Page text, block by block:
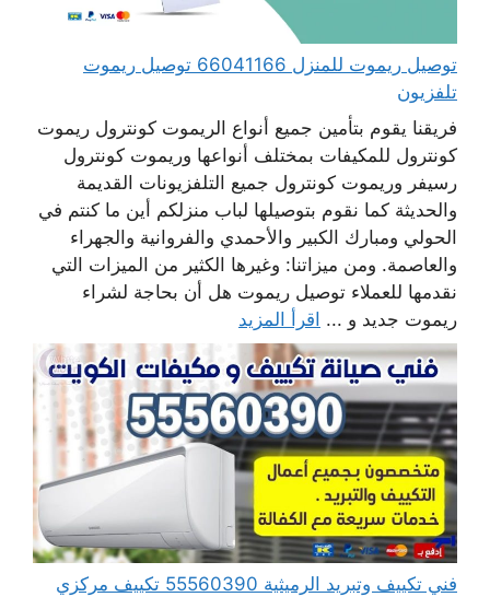
توصيل ريموت للمنزل 66041166 توصيل ريموت
تلفزيون
فريقنا يقوم بتأمين جميع أنواع الريموت كونترول ريموت
كونترول للمكيفات بمختلف أنواعها وريموت كونترول
رسيفر وريموت كونترول جميع التلفزيونات القديمة
والحديثة كما نقوم بتوصيلها لباب منزلكم أين ما كنتم في
الحولي ومبارك الكبير والأحمدي والفروانية والجهراء
والعاصمة. ومن ميزاتنا: وغيرها الكثير من الميزات التي
نقدمها للعملاء توصيل ريموت هل أن بحاجة لشراء
ريموت جديد و ... اقرأ المزيد
فني تكييف وتبريد الرميثية 55560390 تكييف مركزي